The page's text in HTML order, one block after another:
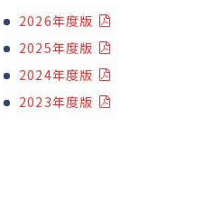
2026年度版
2025年度版
2024年度版
2023年度版